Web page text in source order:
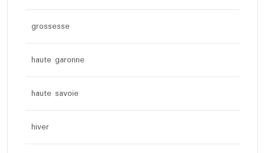
grossesse
haute garonne
haute savoie
hiver